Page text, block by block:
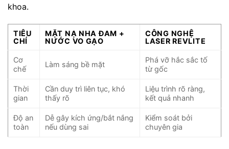
khoa.
TIÊU
CHÍ
MẶT NẠ NHA ĐAM +
NƯỚC VO GẠO
CÔNG NGHỆ
LASER REVLITE
Cơ
chế
Làm sáng bề mặt
Phá vỡ hắc sắc tố
từ gốc
Thời
gian
Cần duy trì liên tục, khó
thấy rõ
Liệu trình rõ ràng,
kết quả nhanh
Độ an
toàn
Dễ gây kích ứng/bắt nắng
nếu dùng sai
Kiểm soát bởi
chuyên gia